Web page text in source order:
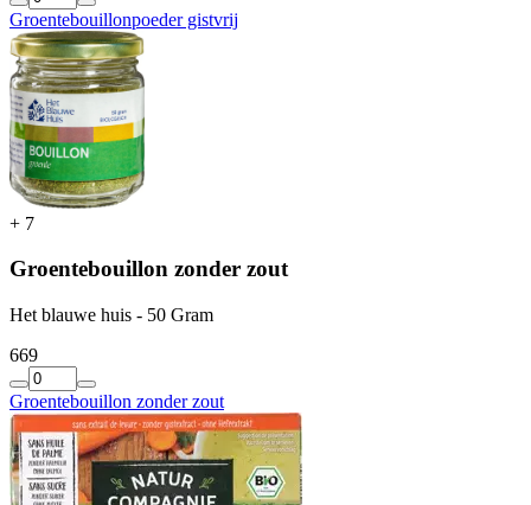
Groentebouillonpoeder gistvrij
+ 7
Groentebouillon zonder zout
Het blauwe huis - 50 Gram
669
Groentebouillon zonder zout